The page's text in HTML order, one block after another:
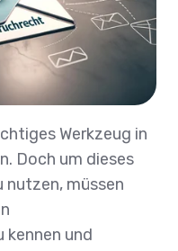
Werkzeug in
Doch um dieses
müssen
kennen und